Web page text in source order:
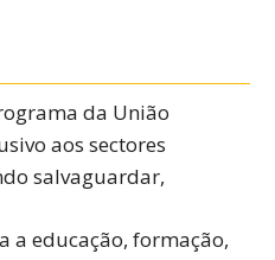
da União
aos sectores
salvaguardar,
a educação, formação,